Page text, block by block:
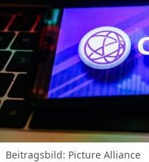
Beitragsbild: Picture Alliance